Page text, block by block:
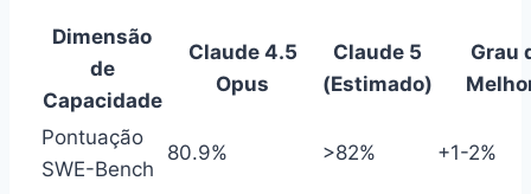
Dimensão
de
Capacidade
Claude 4.5
Opus
Claude 5
(Estimado)
Grau
Pontuação
SWE-Bench
80.9% >82% +1-2%